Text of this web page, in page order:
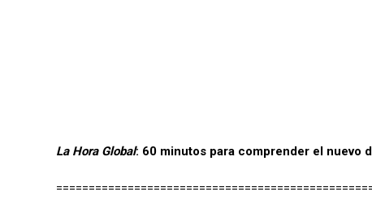
La Hora Global: 60 minutos para comprender el nuevo